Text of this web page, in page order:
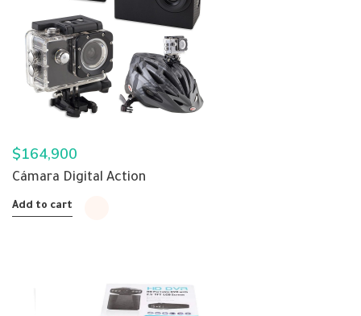
$164,900
Cámara Digital Action
Add to cart